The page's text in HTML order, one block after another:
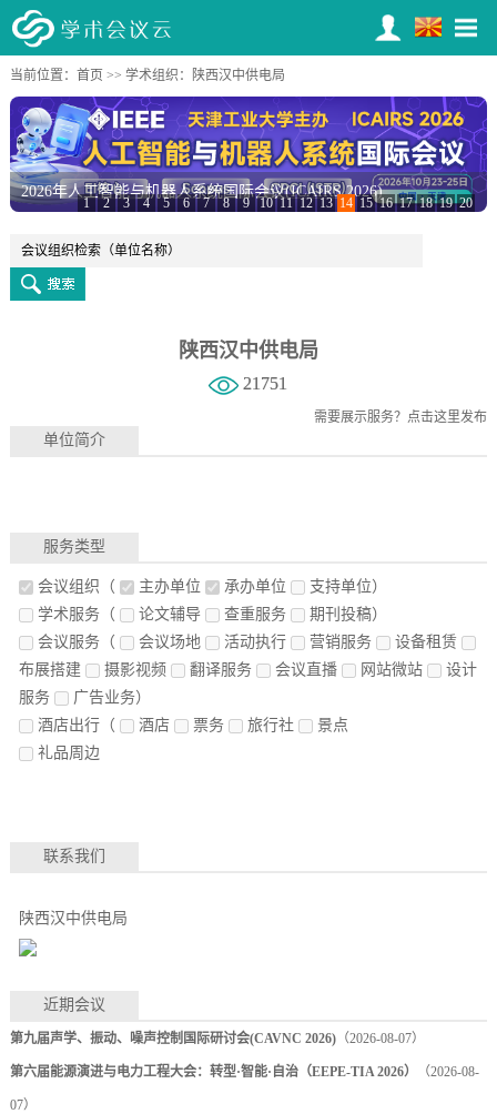
当前位置： 首页 >> 学术组织 ：陕西汉中供电局
2026年人工智能与机器人系统国际会议(ICAIRS 2026)
1 2 3 4 5 6 7 8 9 10 11 12 13 14 15 16 17 18 19 20
陕西汉中供电局
21751
需要展示服务？ 点击这里发布
单位简介
服务类型
会议组织 （ 主办单位 承办单位
支持单位）
学术服务（ 论文辅导 查重服务
期刊投稿）
会议服务（ 会议场地 活动执行 营销服务
设备租赁
布展搭建
摄影视频 翻译服务 会议直播 网站微站
设计
服务
广告业务）
酒店出行（ 酒店 票务 旅行社
景点
礼品周边
联系我们
陕西汉中供电局
近期会议
第九届声学、振动、噪声控制国际研讨会(CAVNC 2026)（2026-08-07）
第六届能源演进与电力工程大会：转型·智能·自治（EEPE-TIA 2026） （2026-08-
07）